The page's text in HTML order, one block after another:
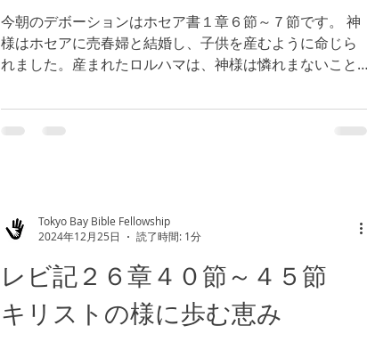
今朝のデボーションはホセア書１章６節～７節です。 神
様はホセアに売春婦と結婚し、子供を産むように命じら
れました。産まれたロルハマは、神様は憐れまないこと
はなく、裁きと回復が必要であったのです。ホセアは、
自らを犠牲にして、罪と...
レビ記２６章４０節～４５節
キリストの様に歩む恵み
Tokyo Bay Bible Fellowship
2024年12月25日
読了時間: 1分